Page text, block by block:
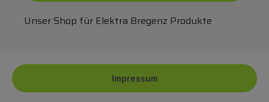
Unser Shop für Elektra Bregenz Produkte
Impressum